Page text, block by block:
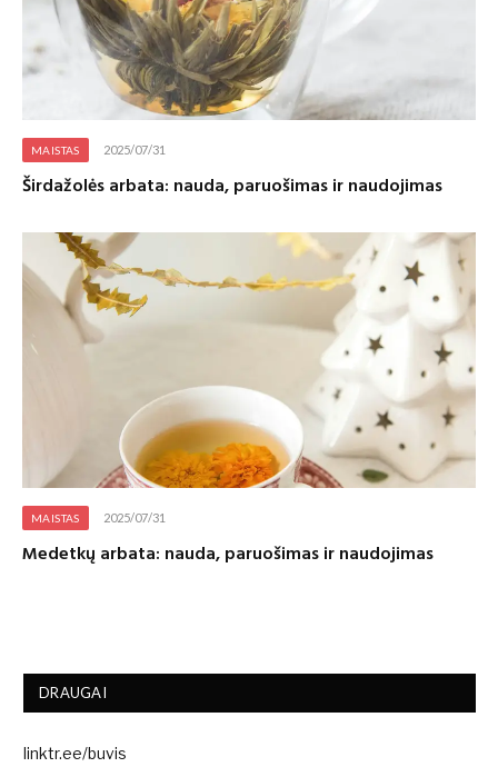
MAISTAS 2025/07/31
Širdažolės arbata: nauda, paruošimas ir naudojimas
MAISTAS 2025/07/31
Medetkų arbata: nauda, paruošimas ir naudojimas
DRAUGAI
linktr.ee/buvis